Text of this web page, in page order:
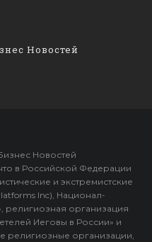
Новостей
Новостей
в Российской Федерации
и экстремистские
Inc), Национал-
религиозная организация
Иеговы в России» и
религиозные организации,